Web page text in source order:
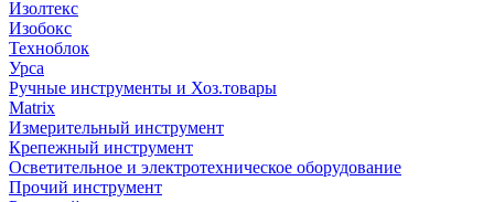
Изолтекс
Изобокс
Техноблок
Урса
Ручные инструменты и Хоз.товары
Matrix
Измерительный инструмент
Крепежный инструмент
Осветительное и электротехническое оборудование
Прочий инструмент